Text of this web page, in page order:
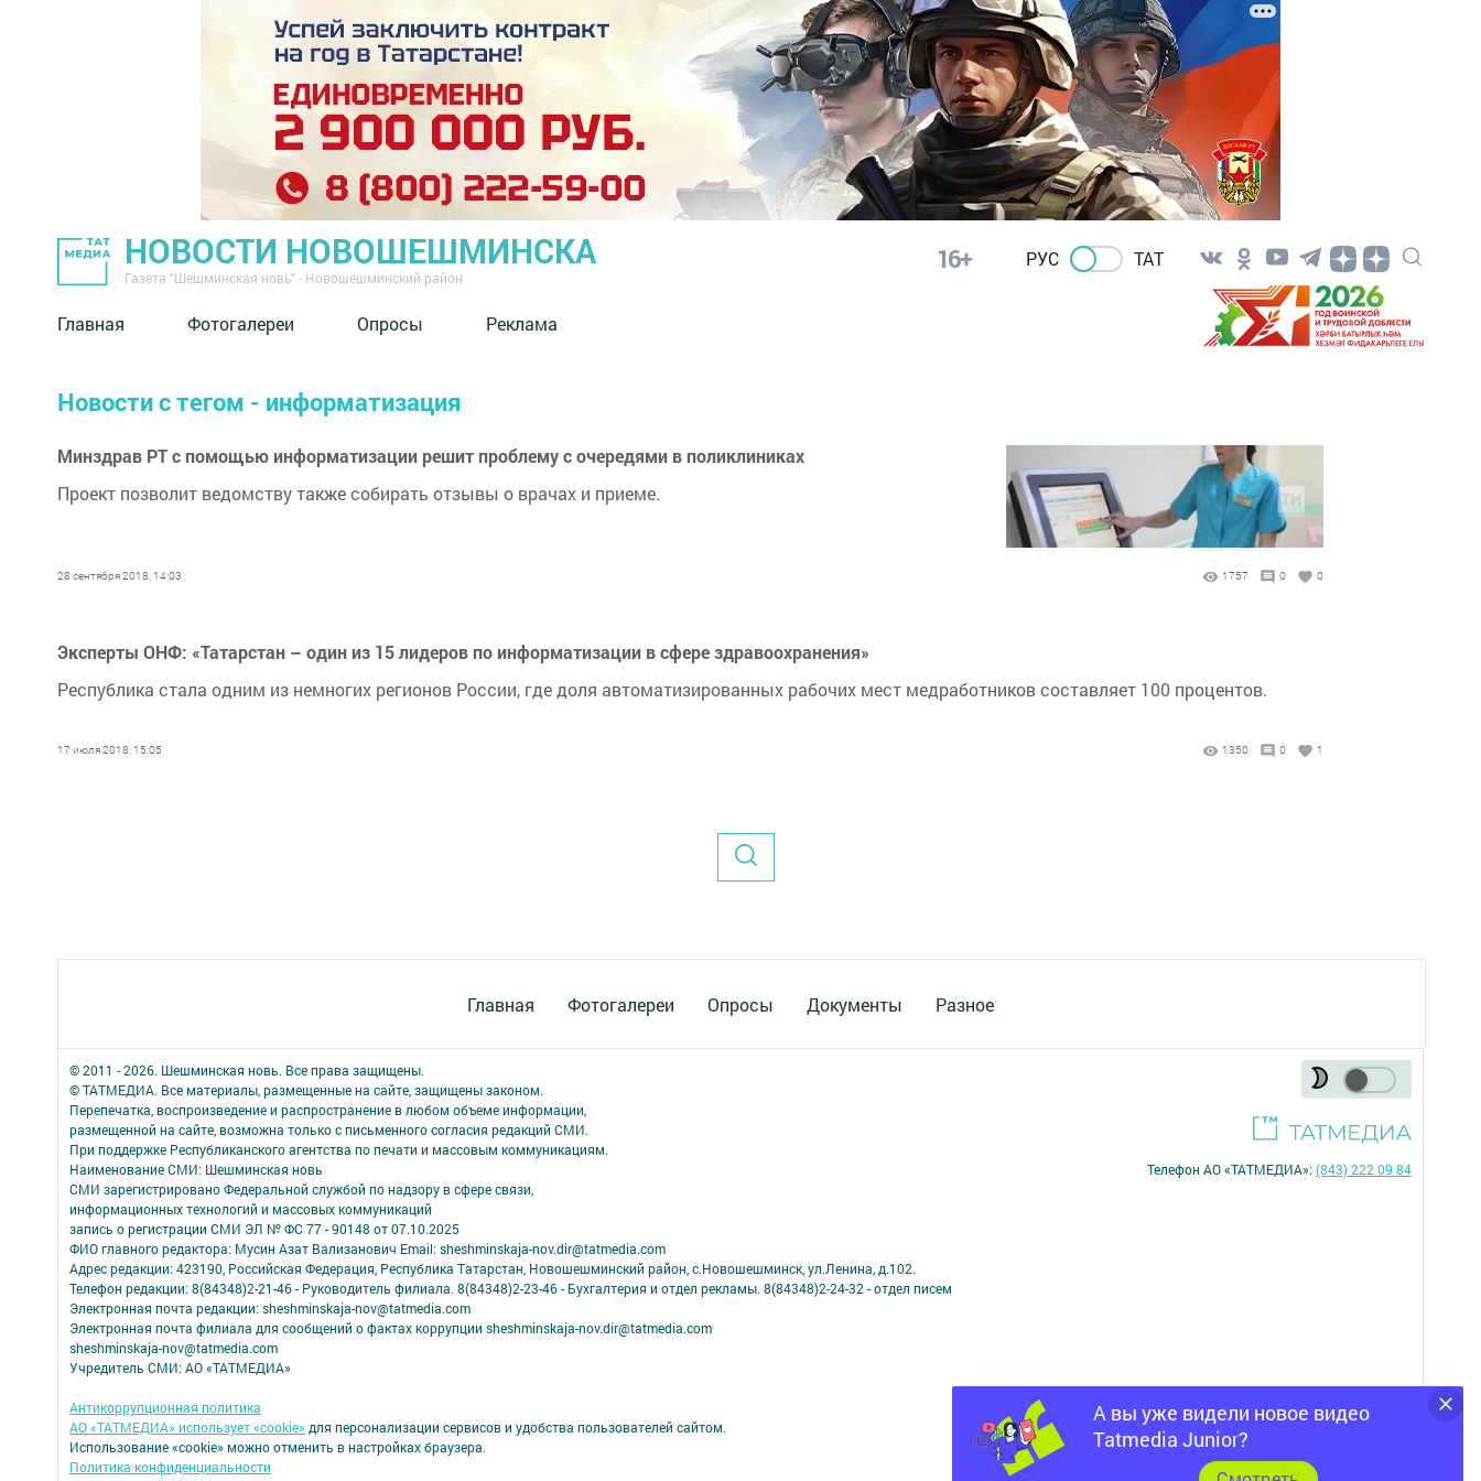
НОВОСТИ НОВОШЕШМИНСКА
Газета "Шешминская новь" - Новошешминский район
16+ РУС ТАТ
Главная Фотогалереи Опросы Реклама
Новости с тегом - информатизация
Минздрав РТ с помощью информатизации решит проблему с очередями в поликлиниках
Проект позволит ведомству также собирать отзывы о врачах и приеме.
28 сентября 2018, 14:03 1757 0 0
Эксперты ОНФ: «Татарстан – один из 15 лидеров по информатизации в сфере здравоохранения»
Республика стала одним из немногих регионов России, где доля автоматизированных рабочих мест медработников составляет 100 процентов.
17 июля 2018, 15:05 1350 0 1
Главная Фотогалереи Опросы Документы Разное
А вы уже видели новое видео
Tatmedia Junior?
© 2011 - 2026. Шешминская новь. Все права защищены.
© ТАТМЕДИА. Все материалы, размещенные на сайте, защищены законом.
Перепечатка, воспроизведение и распространение в любом объеме информации,
размещенной на сайте, возможна только с письменного согласия редакций СМИ.
При поддержке Республиканского агентства по печати и массовым коммуникациям.
Наименование СМИ: Шешминская новь
СМИ зарегистрировано Федеральной службой по надзору в сфере связи,
информационных технологий и массовых коммуникаций
запись о регистрации СМИ ЭЛ № ФС 77 - 90148 от 07.10.2025
ФИО главного редактора: Мусин Азат Вализанович Email: sheshminskaja-nov.dir@tatmedia.com
Адрес редакции: 423190, Российская Федерация, Республика Татарстан, Новошешминский район, с.Новошешминск, ул.Ленина, д.102.
Телефон редакции: 8(84348)2-21-46 - Руководитель филиала. 8(84348)2-23-46 - Бухгалтерия и отдел рекламы. 8(84348)2-24-32 - отдел писем
Электронная почта редакции: sheshminskaja-nov@tatmedia.com
Электронная почта филиала для сообщений о фактах коррупции sheshminskaja-nov.dir@tatmedia.com
sheshminskaja-nov@tatmedia.com
Учредитель СМИ: АО «ТАТМЕДИА»
Антикоррупционная политика
АО «ТАТМЕДИА» использует «cookie» для персонализации сервисов и удобства пользователей сайтом.
Использование «cookie» можно отменить в настройках браузера.
Политика конфиденциальности
Телефон АО «ТАТМЕДИА»:(843) 222 09 84